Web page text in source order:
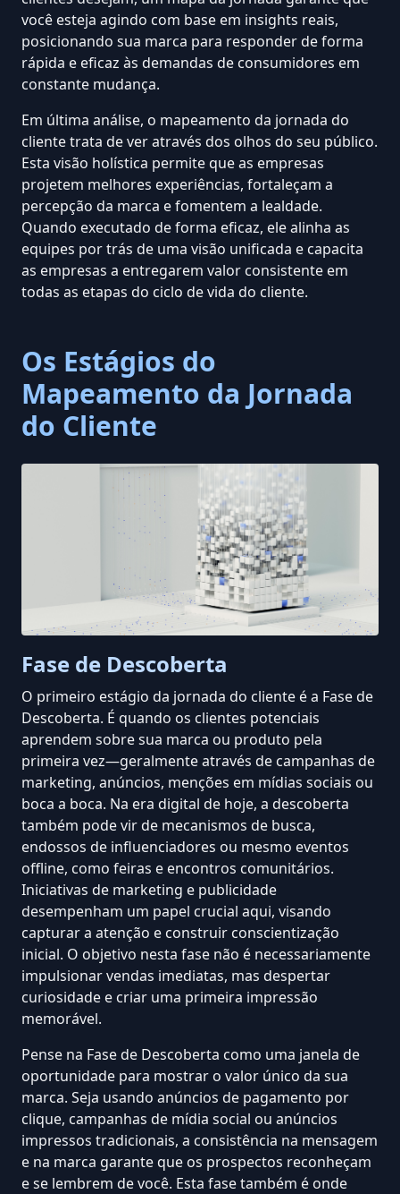
você esteja agindo com base em insights reais,
posicionando sua marca para responder de forma
rápida e eficaz às demandas de consumidores em
constante mudança.
Em última análise, o mapeamento da jornada do
cliente trata de ver através dos olhos do seu público.
Esta visão holística permite que as empresas
projetem melhores experiências, fortaleçam a
percepção da marca e fomentem a lealdade.
Quando executado de forma eficaz, ele alinha as
equipes por trás de uma visão unificada e capacita
as empresas a entregarem valor consistente em
todas as etapas do ciclo de vida do cliente.
Os Estágios do
Mapeamento da Jornada
do Cliente
Fase de Descoberta
O primeiro estágio da jornada do cliente é a Fase de
Descoberta. É quando os clientes potenciais
aprendem sobre sua marca ou produto pela
primeira vez—geralmente através de campanhas de
marketing, anúncios, menções em mídias sociais ou
boca a boca. Na era digital de hoje, a descoberta
também pode vir de mecanismos de busca,
endossos de influenciadores ou mesmo eventos
offline, como feiras e encontros comunitários.
Iniciativas de marketing e publicidade
desempenham um papel crucial aqui, visando
capturar a atenção e construir conscientização
inicial. O objetivo nesta fase não é necessariamente
impulsionar vendas imediatas, mas despertar
curiosidade e criar uma primeira impressão
memorável.
Pense na Fase de Descoberta como uma janela de
oportunidade para mostrar o valor único da sua
marca. Seja usando anúncios de pagamento por
clique, campanhas de mídia social ou anúncios
impressos tradicionais, a consistência na mensagem
e na marca garante que os prospectos reconheçam
e se lembrem de você. Esta fase também é onde